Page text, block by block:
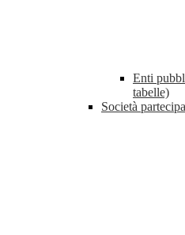
Enti
tabelle)
Società